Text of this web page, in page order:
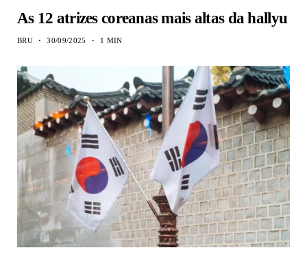
As 12 atrizes coreanas mais altas da hallyu
BRU 30/09/2025 1 MIN